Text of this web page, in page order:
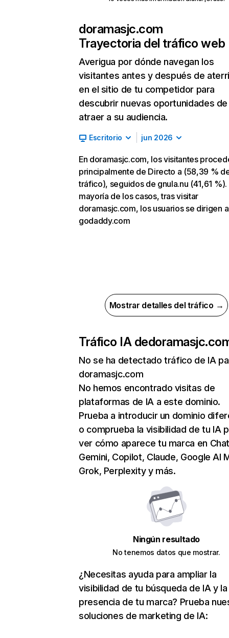
doramasjc.com
Trayectoria del tráfico web
Averigua por dónde navegan los
visitantes antes y después de
en el sitio de tu competidor para
descubrir nuevas oportunidades de
atraer a su audiencia.
Escritorio jun 2026
En doramasjc.com, los visitantes
principalmente de Directo a (58,39 %
tráfico), seguidos de gnula.nu (41,61 %).
mayoría de los casos, tras visitar
doramasjc.com, los usuarios se dirigen a
godaddy.com
Mostrar detalles del tráfico →
Tráfico IA de
No se ha detectado tráfico de IA
doramasjc.com
No hemos encontrado visitas de
plataformas de IA a este dominio.
Prueba a introducir un dominio
o comprueba la visibilidad de tu IA
ver cómo aparece tu marca en
Gemini, Copilot, Claude, Google AI
Grok, Perplexity y más.
Ningún resultado
No tenemos datos que mostrar.
¿Necesitas ayuda para ampliar la
visibilidad de tu búsqueda de IA y la
presencia de tu marca? Prueba
soluciones de marketing de IA: